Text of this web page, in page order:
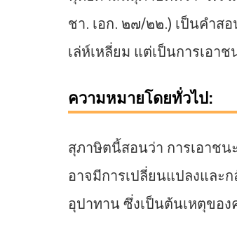
ชา. เอก. ๒๗/๒๒.) เป็นคำ
เล่ห์เหลี่ยม แต่เป็นการเอา
ความหมายโดยทั่วไป:
สุภาษิตนี้สอนว่า การเอาช
อาจมีการเปลี่ยนแปลงและ
อุปาทาน ซึ่งเป็นต้นเหตุขอ